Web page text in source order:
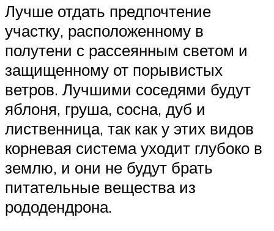
Лучше отдать предпочтение
участку, расположенному в
полутени с рассеянным светом и
защищенному от порывистых
ветров. Лучшими соседями будут
яблоня, груша, сосна, дуб и
лиственница, так как у этих видов
корневая система уходит глубоко в
землю, и они не будут брать
питательные вещества из
рододендрона.